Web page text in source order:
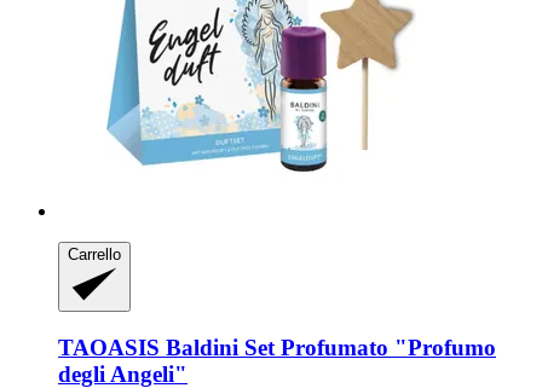
Carrello
TAOASIS Baldini Set Profumato "Profumo
degli Angeli"